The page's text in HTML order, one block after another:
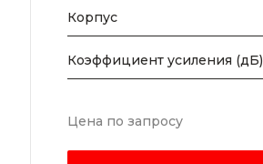
Корпус
Коэффициент усиления (дБ)
Цена по запросу